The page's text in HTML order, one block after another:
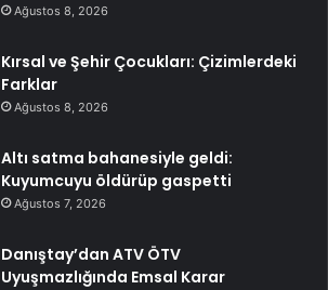
Ağustos 8, 2026
Kırsal ve Şehir Çocukları: Çizimlerdeki
Farklar
Ağustos 8, 2026
Altı satma bahanesiyle geldi:
Kuyumcuyu öldürüp gaspetti
Ağustos 7, 2026
Danıştay’dan ATV ÖTV
Uyuşmazlığında Emsal Karar